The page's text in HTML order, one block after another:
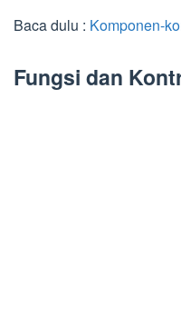
Baca dulu : Komponen-
Fungsi dan